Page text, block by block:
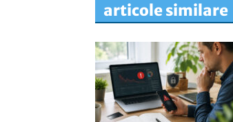
articole similare